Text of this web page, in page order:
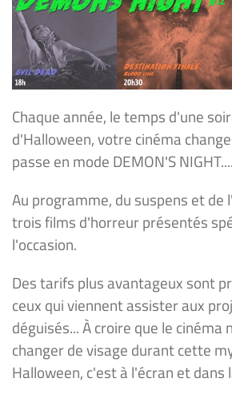
Chaque année, le temps d'une
d'Halloween, votre cinéma
passe en mode DEMON'S NIGHT....
Au programme, du suspens et de
trois films d'horreur présentés
l'occasion.
Des tarifs plus avantageux sont
ceux qui viennent assister aux
déguisés... À croire que le cinéma
changer de visage durant cette
Halloween, c'est à l'écran et dans